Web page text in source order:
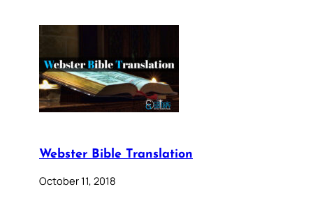
Webster Bible Translation
October 11, 2018